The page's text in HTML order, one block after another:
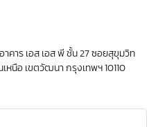
คาร เอส เอส พี ชั้น 27 ซอยสุขุมวิท
นือ เขตวัฒนา กรุงเทพฯ 10110